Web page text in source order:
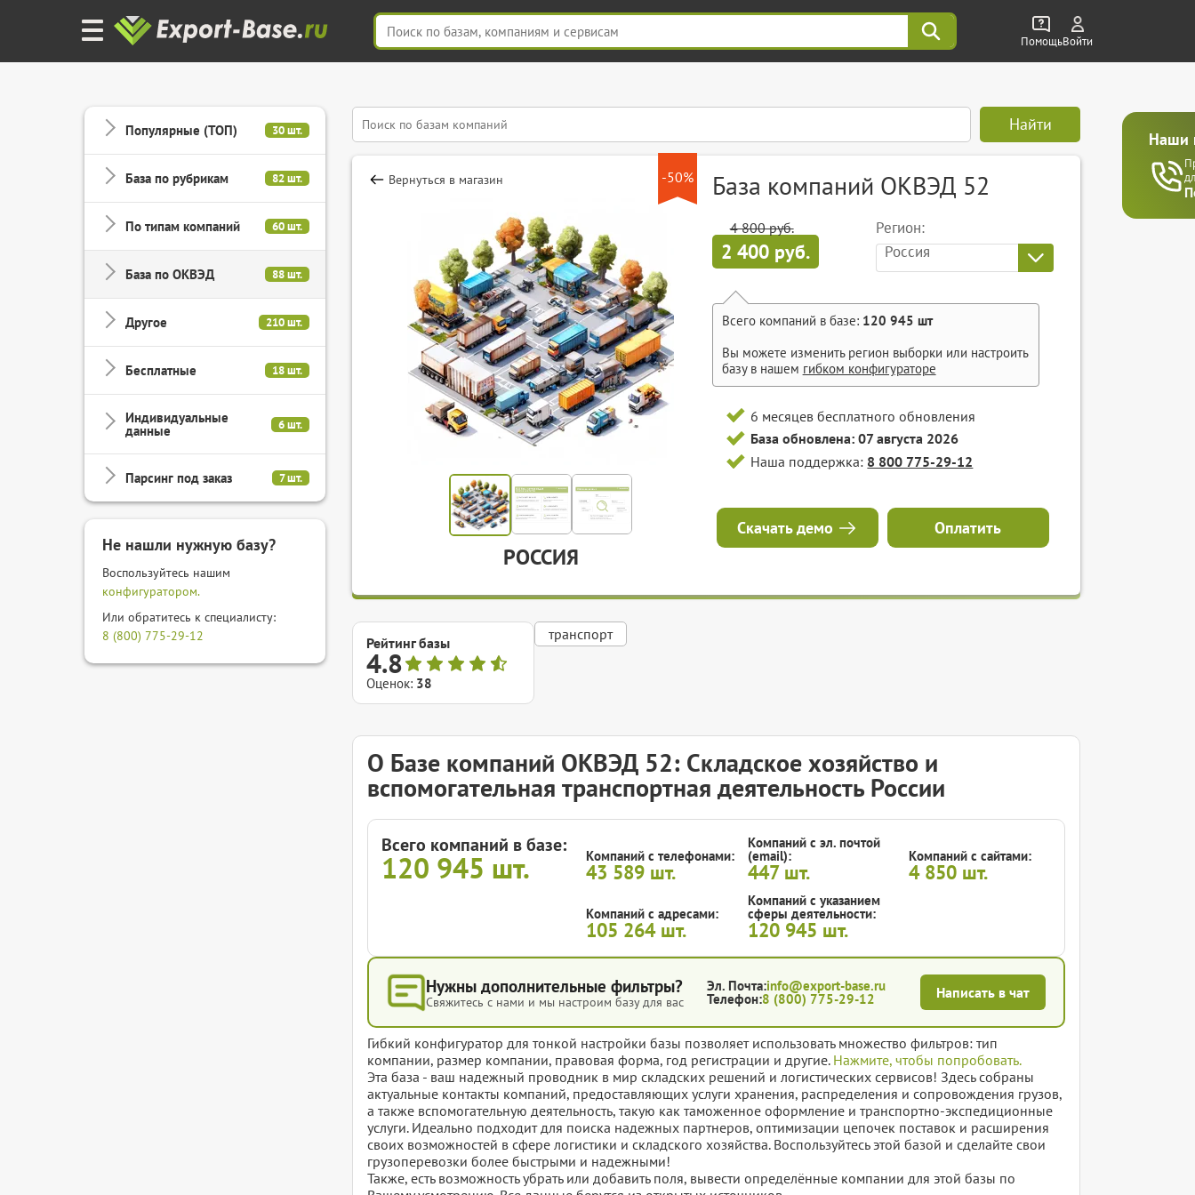
ПомощьВойти
Наши
Популярные (ТОП) 30 шт.
База по рубрикам 82 шт.
По типам компаний 60 шт.
База по ОКВЭД 88 шт.
Другое 210 шт.
Бесплатные 18 шт.
Индивидуальные
данные 6 шт.
Парсинг под заказ 7 шт.
Не нашли нужную базу?
Воспользуйтесь нашим
конфигуратором.
Или обратитесь к специалисту:
8 (800) 775-29-12
Найти
-50%
Вернуться в магазин
РОССИЯ
База компаний ОКВЭД 52
4 800 руб.
2 400 руб.
Регион:
Россия
Всего компаний в базе: 120 945 шт
Вы можете изменить регион выборки или настроить
базу в нашем гибком конфигураторе
6 месяцев бесплатного обновления
База обновлена: 07 августа 2026
Наша поддержка: 8 800 775-29-12
Скачать демо Оплатить
Рейтинг базы
4.8
Оценок: 38
транспорт
О Базе компаний ОКВЭД 52: Складское хозяйство и
вспомогательная транспортная деятельность России
Всего компаний в базе:
120 945 шт. Компаний с телефонами:
43 589 шт.
Компаний с эл. почтой
(email):
447 шт.
Компаний с сайтами:
4 850 шт.
Компаний с адресами:
105 264 шт.
Компаний с указанием
сферы деятельности:
120 945 шт.
Нужны дополнительные фильтры?
Свяжитесь с нами и мы настроим базу для вас
Эл. Почта:info@export-base.ru
Телефон:8 (800) 775-29-12 Написать в чат
Гибкий конфигуратор для тонкой настройки базы позволяет использовать множество фильтров: тип
компании, размер компании, правовая форма, год регистрации и другие. Нажмите, чтобы попробовать.
Эта база - ваш надежный проводник в мир складских решений и логистических сервисов! Здесь собраны
актуальные контакты компаний, предоставляющих услуги хранения, распределения и сопровождения грузов,
а также вспомогательную деятельность, такую как таможенное оформление и транспортно-экспедиционные
услуги. Идеально подходит для поиска надежных партнеров, оптимизации цепочек поставок и расширения
своих возможностей в сфере логистики и складского хозяйства. Воспользуйтесь этой базой и сделайте свои
грузоперевозки более быстрыми и надежными!
Также, есть возможность убрать или добавить поля, вывести определённые компании для этой базы по